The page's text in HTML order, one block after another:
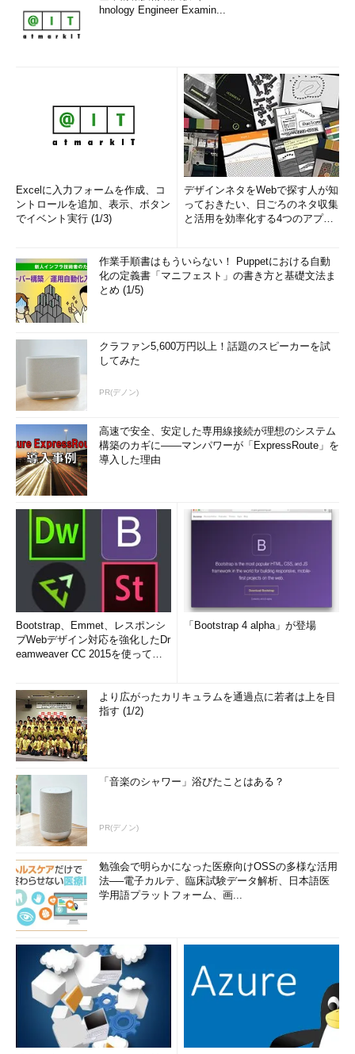
hnology Engineer Examin...
Excelに入力フォームを作成、コ
ントロールを追加、表示、ボタン
でイベント実行 (1/3)
デザインネタをWebで探す人が知
っておきたい、日ごろのネタ収集
と活用を効率化する4つのアプリ
作業手順書はもういらない！ Puppetにおける自動
化の定義書「マニフェスト」の書き方と基礎文法ま
とめ (1/5)
クラファン5,600万円以上！話題のスピーカーを試
してみた
PR(デノン)
高速で安全、安定した専用線接続が理想のシステム
構築のカギに――マンパワーが「ExpressRoute」を
導入した理由
Bootstrap、Emmet、レスポンシ
ブWebデザイン対応を強化したDr
eamweaver CC 2015を使って
「Bootstrap 4 alpha」が登場
より広がったカリキュラムを通過点に若者は上を目
指す (1/2)
「音楽のシャワー」浴びたことはある？
PR(デノン)
勉強会で明らかになった医療向けOSSの多様な活用
法──電子カルテ、臨床試験データ解析、日本語医
学用語プラットフォーム、画...